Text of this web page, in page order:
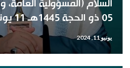
السلام (المسؤولية العامة،
05 ذو الحجة 1445هـ 11 يونيو 2024
يونيو 11, 2024